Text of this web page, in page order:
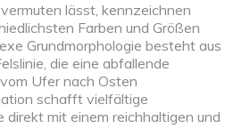
lässt, kennzeichnen
Farben und Größen
Grundmorphologie besteht aus
die eine abfallende
Ufer nach Osten
schafft vielfältige
direkt mit einem reichhaltigen und